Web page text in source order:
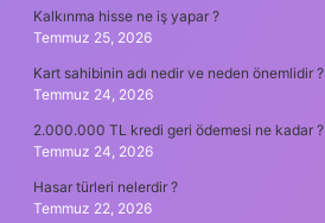
Kalkınma hisse ne iş yapar ?
Temmuz 25, 2026
Kart sahibinin adı nedir ve neden önemlidir ?
Temmuz 24, 2026
2.000.000 TL kredi geri ödemesi ne kadar ?
Temmuz 24, 2026
Hasar türleri nelerdir ?
Temmuz 22, 2026